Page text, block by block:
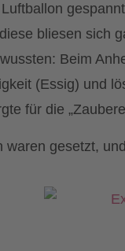
bliesen sich
Beim
(Essig) und
für die
waren gesetzt,